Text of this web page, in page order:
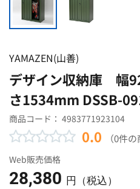
YAMAZEN(山善)
デザイン収納庫 幅
さ1534mm DSSB-
商品コード： 4983771923104
0.0 （0件
Web販売価格
28,380 円（税込）